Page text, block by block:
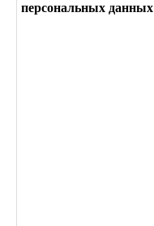
персональных данных